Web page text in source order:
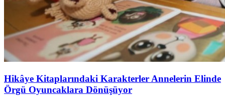
Hikâye Kitaplarındaki Karakterler Annelerin Elinde
Örgü Oyuncaklara Dönüşüyor